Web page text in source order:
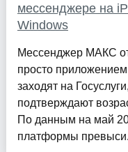
мессенджере на
Windows
Мессенджер МАКС
просто
заходят на
подтверждают
По данным на май
платформы